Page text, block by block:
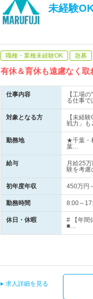
未経験
職種・業種未経験OK 急募
有休＆育休も遠慮なく
仕事内容
【工場
る仕事で
対象となる方
【未経
戦力」
勤務地
★千葉・
葉…
給与
月給25
験を考
初年度年収 450万円
勤務時間 8:00～
休日・休暇
# 【年間
■…
求人詳細を見る